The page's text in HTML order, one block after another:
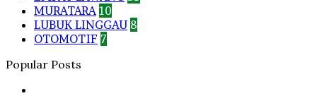
MURATARA 10
LUBUK LINGGAU 8
OTOMOTIF 7
Popular Posts